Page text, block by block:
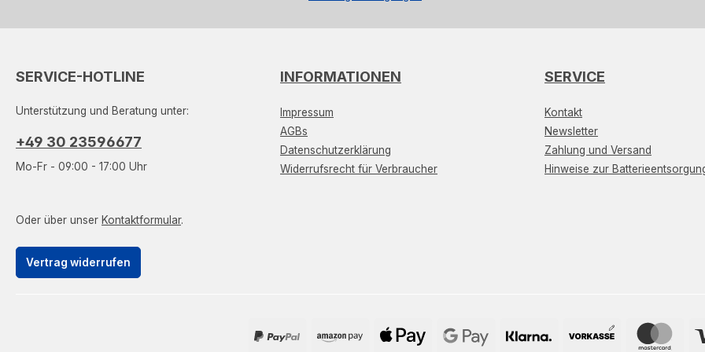
SERVICE-HOTLINE
Unterstützung und Beratung unter:
+49 30 23596677
Mo-Fr - 09:00 - 17:00 Uhr
Oder über unser Kontaktformular.
Vertrag widerrufen
INFORMATIONEN
Impressum
AGBs
Datenschutzerklärung
Widerrufsrecht für Verbraucher
SERVICE
Kontakt
Newsletter
Zahlung und Versand
Hinweise zur